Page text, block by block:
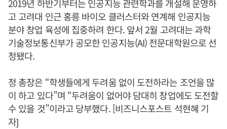
2019년 하반기부터는 인공지능 관련학과를 개설해 운영하
고 고려대 인근 홍릉 바이오 클러스터와 연계해 인공지능
분야 창업 육성에 집중하려 한다. 앞서 2월 고려대는 과학
기술정보통신부가 공모한 인공지능(AI) 전문대학원으로 선
정됐다.
정 총장은 “학생들에게 두려움 없이 도전하라는 조언을 많
이 하고 있다”며 “두려움이 없어야 담대히 창업에도 도전할
수 있을 것”이라고 당부했다. [비즈니스포스트 석현혜 기
자]